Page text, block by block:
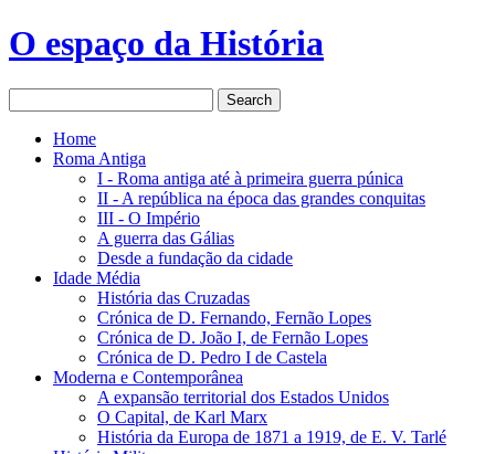
O espaço da História
Home
Roma Antiga
I - Roma antiga até à primeira guerra púnica
II - A república na época das grandes conquitas
III - O Império
A guerra das Gálias
Desde a fundação da cidade
Idade Média
História das Cruzadas
Crónica de D. Fernando, Fernão Lopes
Crónica de D. João I, de Fernão Lopes
Crónica de D. Pedro I de Castela
Moderna e Contemporânea
A expansão territorial dos Estados Unidos
O Capital, de Karl Marx
História da Europa de 1871 a 1919, de E. V. Tarlé